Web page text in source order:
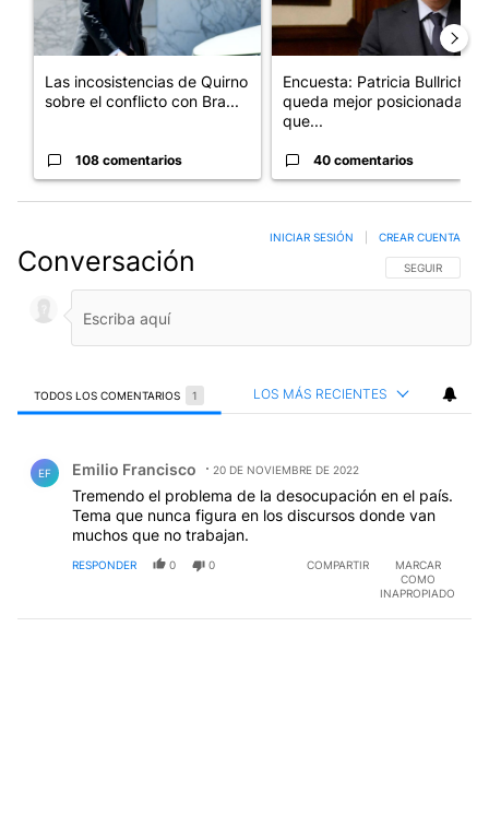
Las incosistencias de Quirno
sobre el conflicto con Bra...
108 comentarios
Encuesta: Patricia Bullrich
queda mejor posicionada
que...
40 comentarios
Conversación SIGA ESTA
SEGUIR
INICIAR SESIÓN CREAR CUENTA
TODOS LOS COMENTARIOS 1 LOS MÁS RECIENTES
EF Emilio Francisco 20 DE NOVIEMBRE DE 2022
Tremendo el problema de la desocupación en el país.
Tema que nunca figura en los discursos donde van
muchos que no trabajan.
RESPONDER 0 0 COMPARTIR
MARCAR
COMO
INAPROPIADO